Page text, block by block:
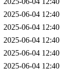
2025-06-04 12:40
2025-06-04 12:40
2025-06-04 12:40
2025-06-04 12:40
2025-06-04 12:40